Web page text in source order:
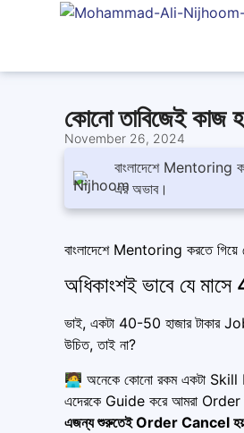
কোনো তাবিজেই কাজ
November 26, 2024
বাংলাদেশে Mentoring
এর অভাব।
বাংলাদেশে Mentoring করতে
অধিকাংশই ভাবে যে
ভাই, একটা 40-50 হাজার টাকার
উচিত, তাই না?
🧑‍💻 অনেকে কোনো রকম একটা
এদেরকে Guide করে আমরা
এজন্য শুরুতেই Order Cancel হয়